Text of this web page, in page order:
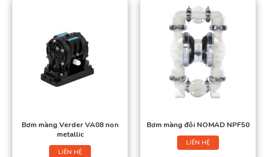
Bơm màng Verder VA08 non
metallic
LIÊN HỆ
Bơm màng đôi NOMAD NPF50
LIÊN HỆ